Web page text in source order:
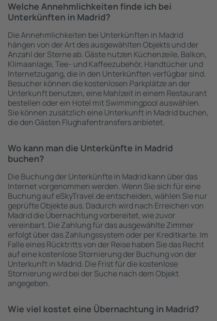
Welche Annehmlichkeiten finde ich bei
Unterkünften in Madrid?
Die Annehmlichkeiten bei Unterkünften in Madrid
hängen von der Art des ausgewählten Objekts und der
Anzahl der Sterne ab. Gäste nutzen Küchenzeile, Balkon,
Klimaanlage, Tee- und Kaffeezubehör, Handtücher und
Internetzugang, die in den Unterkünften verfügbar sind.
Besucher können die kostenlosen Parkplätze an der
Unterkunft benutzen, eine Mahlzeit in einem Restaurant
bestellen oder ein Hotel mit Swimmingpool auswählen.
Sie können zusätzlich eine Unterkunft in Madrid buchen,
die den Gästen Flughafentransfers anbietet.
Wo kann man die Unterkünfte in Madrid
buchen?
Die Buchung der Unterkünfte in Madrid kann über das
Internet vorgenommen werden. Wenn Sie sich für eine
Buchung auf eSkyTravel.de entscheiden, wählen Sie nur
geprüfte Objekte aus. Dadurch wird nach Erreichen von
Madrid die Übernachtung vorbereitet, wie zuvor
vereinbart. Die Zahlung für das ausgewählte Zimmer
erfolgt über das Zahlungssystem oder per Kreditkarte. Im
Falle eines Rücktritts von der Reise haben Sie das Recht
auf eine kostenlose Stornierung der Buchung von der
Unterkunft in Madrid. Die Frist für die kostenlose
Stornierung wird bei der Suche nach dem Objekt
angegeben.
Wie viel kostet eine Übernachtung in Madrid?